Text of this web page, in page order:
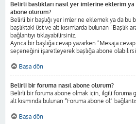
Belirli başlıkları nasıl yer imlerine eklerim ya
abone olurum?
Belirli bir başlığı yer imlerine eklemek ya da bu
başlıktaki üst ve alt kısımlarda bulunan “Başlık
bağlantıyı tıklayabilirsiniz.
Ayrıca bir başlığa cevap yazarken “Mesaja
seçeneğini işaretleyerek başlığa abone
Başa dön
Belirli bir foruma nasıl abone olurum?
Belirli bir foruma abone olmak için, ilgili foruma
alt kısmında bulunan “Foruma abone ol”
Başa dön